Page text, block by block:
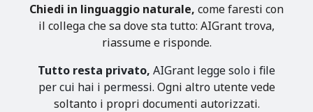
Chiedi in linguaggio naturale, come faresti con
il collega che sa dove sta tutto: AIGrant trova,
riassume e risponde.
Tutto resta privato, AIGrant legge solo i file
per cui hai i permessi. Ogni altro utente vede
soltanto i propri documenti autorizzati.